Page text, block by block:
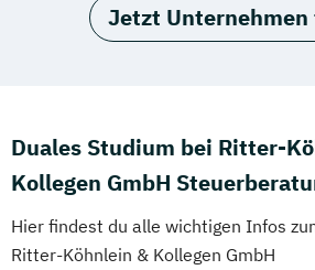
Jetzt Unternehmen
Duales Studium bei Ritter-
Kollegen GmbH
Hier findest du alle wichtigen Infos
Ritter-Köhnlein & Kollegen GmbH